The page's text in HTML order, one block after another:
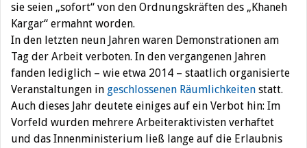
sie seien „sofort“ von den Ordnungskräften des „Khaneh
Kargar“ ermahnt worden.
In den letzten neun Jahren waren Demonstrationen am
Tag der Arbeit verboten. In den vergangenen Jahren
fanden lediglich – wie etwa 2014 – staatlich organisierte
Veranstaltungen in geschlossenen Räumlichkeiten statt.
Auch dieses Jahr deutete einiges auf ein Verbot hin: Im
Vorfeld wurden mehrere Arbeiteraktivisten verhaftet
und das Innenministerium ließ lange auf die Erlaubnis